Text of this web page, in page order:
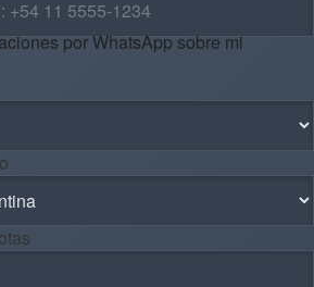
por WhatsApp sobre mi